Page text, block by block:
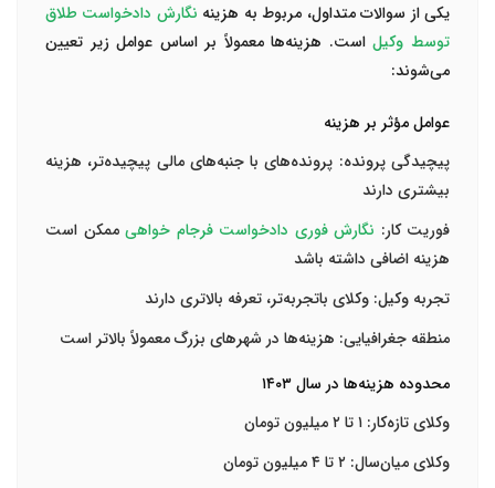
یکی از سوالات متداول، مربوط به هزینه نگارش دادخواست طلاق
توسط وکیلاست. هزینه‌ها معمولاً بر اساس عوامل زیر تعیین
می‌شوند:
عوامل مؤثر بر هزینه
پیچیدگی پرونده: پرونده‌های با جنبه‌های مالی پیچیده‌تر، هزینه
بیشتری دارند
فوریت کار: نگارش فوری دادخواست فرجام خواهی ممکن است
هزینه اضافی داشته باشد
تجربه وکیل: وکلای باتجربه‌تر، تعرفه بالاتری دارند
منطقه جغرافیایی: هزینه‌ها در شهرهای بزرگ معمولاً بالاتر است
محدوده هزینه‌ها در سال ۱۴۰۳
وکلای تازه‌کار: ۱ تا ۲ میلیون تومان
وکلای میان‌سال: ۲ تا ۴ میلیون تومان